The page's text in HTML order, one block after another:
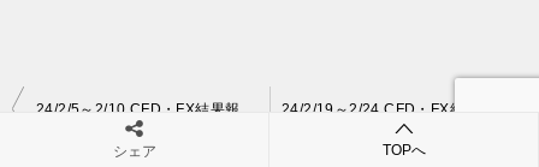
投
シェア TOPへ